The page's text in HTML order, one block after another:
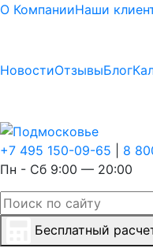
О КомпанииНаши
НовостиОтзывыБлог
+7 495 150-09-65
8
Пн - Сб 9:00 — 20:00
Бесплатный